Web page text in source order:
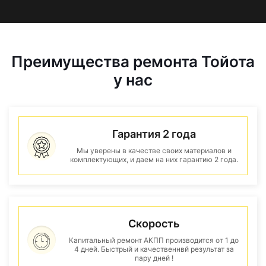
Преимущества ремонта Тойота
у нас
Гарантия 2 года
Мы уверены в качестве своих материалов и
комплектующих, и даем на них гарантию 2 года.
Скорость
Капитальный ремонт АКПП производится от 1 до
4 дней. Быстрый и качественнвй результат за
пару дней !